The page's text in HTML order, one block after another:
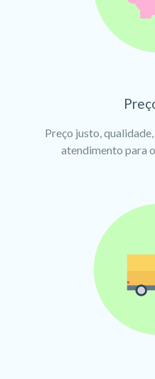
Preço justo,
atendimento para